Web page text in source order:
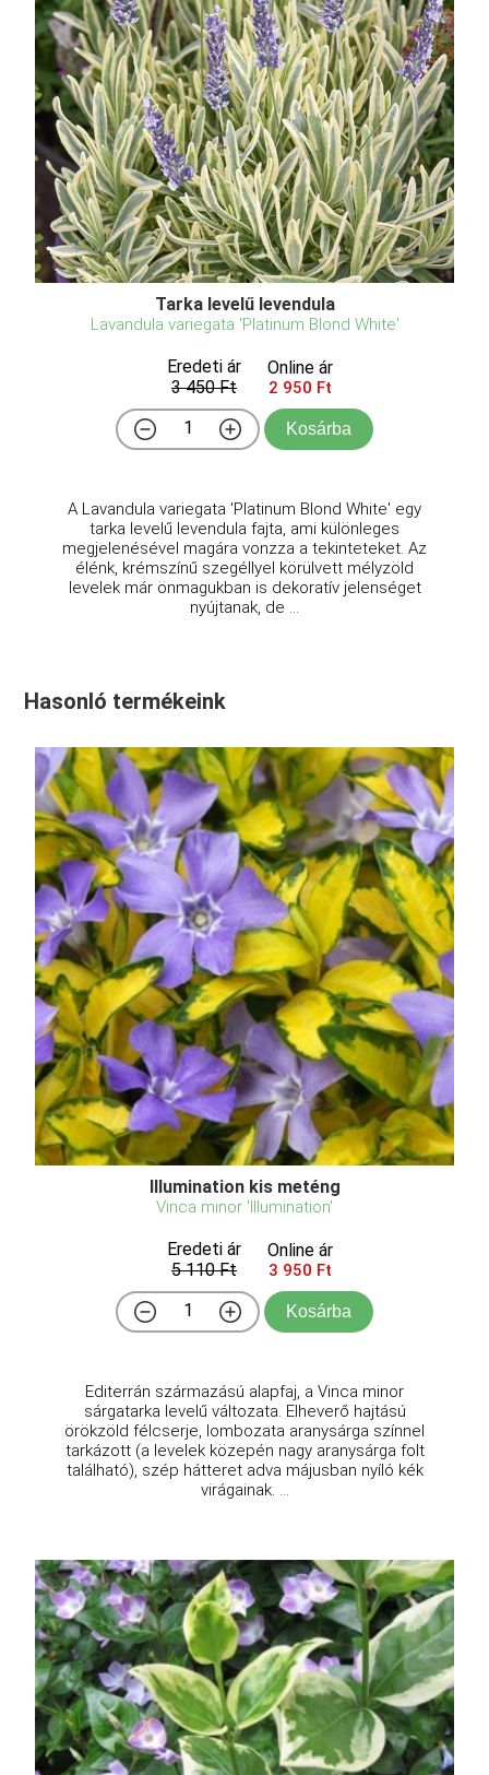
Tarka levelű levendula
Lavandula variegata 'Platinum Blond White'
Eredeti ár
3 450 Ft
Online ár
2 950 Ft
Kosárba
A Lavandula variegata 'Platinum Blond White' egy
tarka levelű levendula fajta, ami különleges
megjelenésével magára vonzza a tekinteteket. Az
élénk, krémszínű szegéllyel körülvett mélyzöld
levelek már önmagukban is dekoratív jelenséget
nyújtanak, de ...
Hasonló termékeink
Illumination kis meténg
Vinca minor 'Illumination'
Eredeti ár
5 110 Ft
Online ár
3 950 Ft
Kosárba
Editerrán származású alapfaj, a Vinca minor
sárgatarka levelű változata. Elheverő hajtású
örökzöld félcserje, lombozata aranysárga színnel
tarkázott (a levelek közepén nagy aranysárga folt
található), szép hátteret adva májusban nyíló kék
virágainak. ...